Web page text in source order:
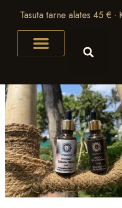
Tasuta tarne alates 45 €